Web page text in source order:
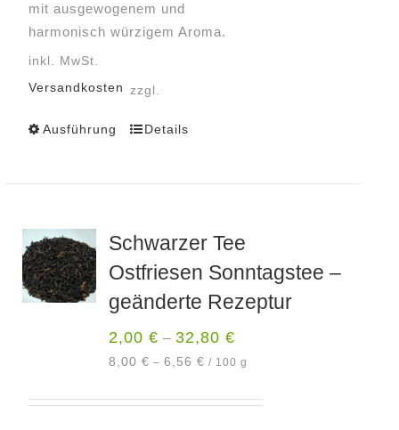
werden
mit ausgewogenem und
harmonisch würzigem Aroma.
inkl. MwSt.
zzgl.
Versandkosten
Ausführung
Dieses
auf.
Die
Optionen
auf
der
gewählt
Details
Schwarzer Tee
Ostfriesen Sonntagstee –
geänderte Rezeptur
2,00€ –32,80€
8,00€ –6,56€ / 100 g